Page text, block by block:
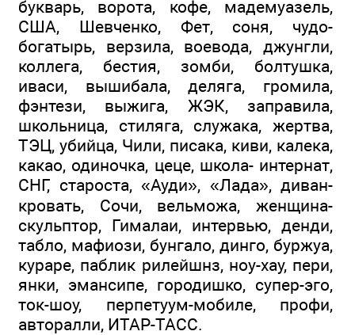
букварь, ворота, кофе, мадемуазель,
США, Шевченко, Фет, соня, чудо-
богатырь, верзила, воевода, джунгли,
коллега, бестия, зомби, болтушка,
иваси, вышибала, деляга, громила,
фэнтези, выжига, ЖЭК, заправила,
школьница, стиляга, служака, жертва,
ТЭЦ, убийца, Чили, писака, киви, калека,
какао, одиночка, цеце, школа- интернат,
СНГ, староста, «Ауди», «Лада», диван-
кровать, Сочи, вельможа, женщина-
скульптор, Гималаи, интервью, денди,
табло, мафиози, бунгало, динго, буржуа,
кураре, паблик рилейшнз, ноу-хау, пери,
янки, эмансипе, городишко, супер-эго,
ток-шоу, перпетуум-мобиле, профи,
авторалли, ИТАР-ТАСС.